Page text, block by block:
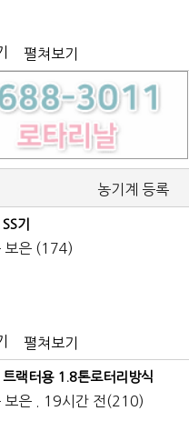
펼쳐보기
농기계 등록
기
보은 (174)
펼쳐보기
랙터용 1.8톤로터리방식
보은 . 19시간 전(210)